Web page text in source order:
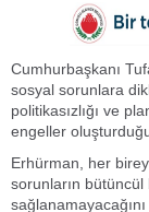
Cumhurbaşkanı
sosyal sorunlara
politikasızlığı ve
engeller
Erhürman, her
sorunların bütüncül